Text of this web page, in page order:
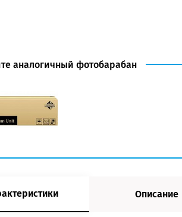
аналогичный фотобарабан
Описание